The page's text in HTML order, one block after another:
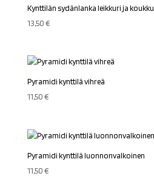
Kynttilän sydänlanka leikkuri ja koukku
13,50€
Pyramidi kynttilä vihreä
11,50€
Pyramidi kynttilä luonnonvalkoinen
11,50€